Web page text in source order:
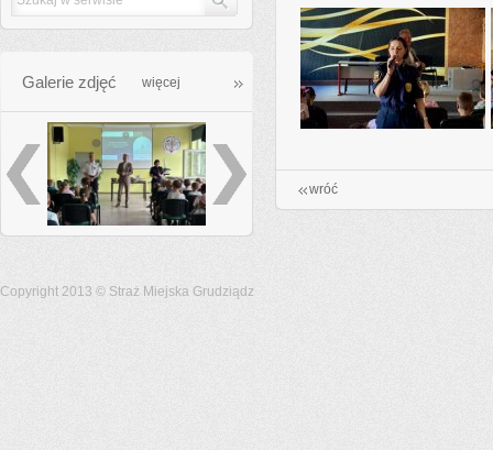
Galerie zdjęć więcej galleries_more
poprzednie
wróć
Copyright 2013 © Straż Miejska Grudziądz